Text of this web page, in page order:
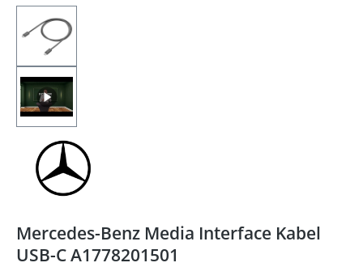
Mercedes-Benz Media Interface Kabel
USB-C A1778201501